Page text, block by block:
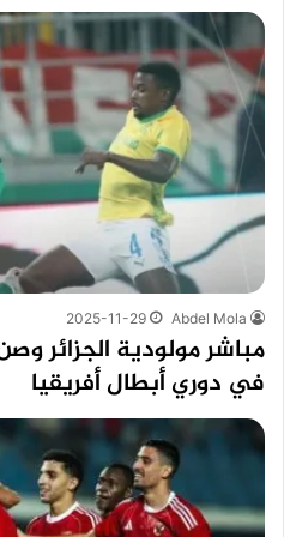
Abdel Mola
2025-11-29
مباشر مولودية الجزائر
في دوري أبطال أفريقيا